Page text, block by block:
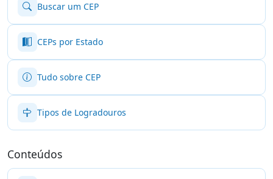
Buscar um CEP
CEPs por Estado
Tudo sobre CEP
Tipos de Logradouros
Conteúdos